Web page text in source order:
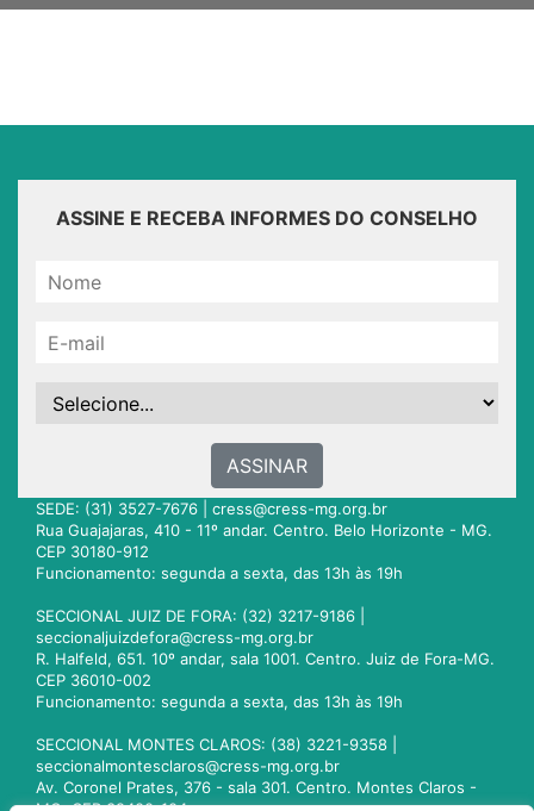
ASSINE E RECEBA INFORMES DO CONSELHO
ASSINAR
SEDE: (31) 3527-7676 | cress@cress-mg.org.br
Rua Guajajaras, 410 - 11º andar. Centro. Belo Horizonte - MG.
CEP 30180-912
Funcionamento: segunda a sexta, das 13h às 19h
SECCIONAL JUIZ DE FORA: (32) 3217-9186 |
seccionaljuizdefora@cress-mg.org.br
R. Halfeld, 651. 10º andar, sala 1001. Centro. Juiz de Fora-MG.
CEP 36010-002
Funcionamento: segunda a sexta, das 13h às 19h
SECCIONAL MONTES CLAROS: (38) 3221-9358 |
seccionalmontesclaros@cress-mg.org.br
Av. Coronel Prates, 376 - sala 301. Centro. Montes Claros -